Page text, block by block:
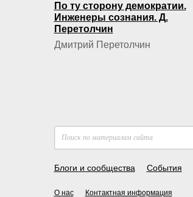
По ту сторону демократии.
Инженеры сознания. Д.
Перетолчин
Дмитрий Перетолчин
Блоги и сообщества События
О нас Контактная информация